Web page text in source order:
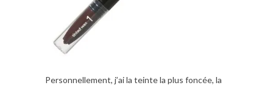
Personnellement, j’ai la teinte la plus foncée, la